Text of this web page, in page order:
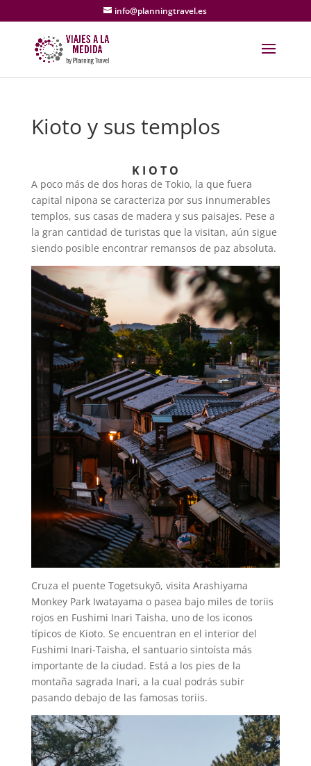
info@planningtravel.es
Kioto y sus templos
K I O T O
A poco más de dos horas de Tokio, la que fuera
capital nipona se caracteriza por sus innumerables
templos, sus casas de madera y sus paisajes. Pese a
la gran cantidad de turistas que la visitan, aún sigue
siendo posible encontrar remansos de paz absoluta.
Cruza el puente Togetsukyō, visita Arashiyama
Monkey Park Iwatayama o pasea bajo miles de toriis
rojos en Fushimi Inari Taisha, uno de los iconos
típicos de Kioto. Se encuentran en el interior del
Fushimi Inari-Taisha, el santuario sintoísta más
importante de la ciudad. Está a los pies de la
montaña sagrada Inari, a la cual podrás subir
pasando debajo de las famosas toriis.